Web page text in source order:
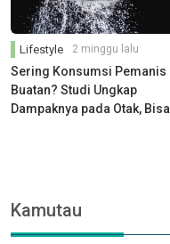
Lifestyle 2 minggu lalu
Sering Konsumsi Pemanis
Buatan? Studi Ungkap
Dampaknya pada Otak, Bisa
Kamutau